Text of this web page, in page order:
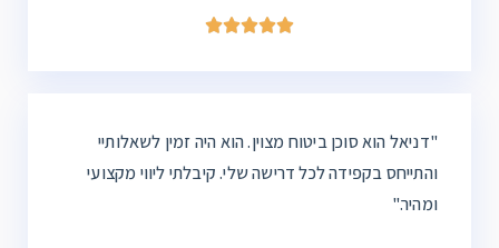





"דניאלהוא סוכן ביטוח מצוין. הוא היה זמין לשאלותיי
והתייחס בקפידה לכל דרישה שלי. קיבלתי ליווי מקצועי
ומהיר."